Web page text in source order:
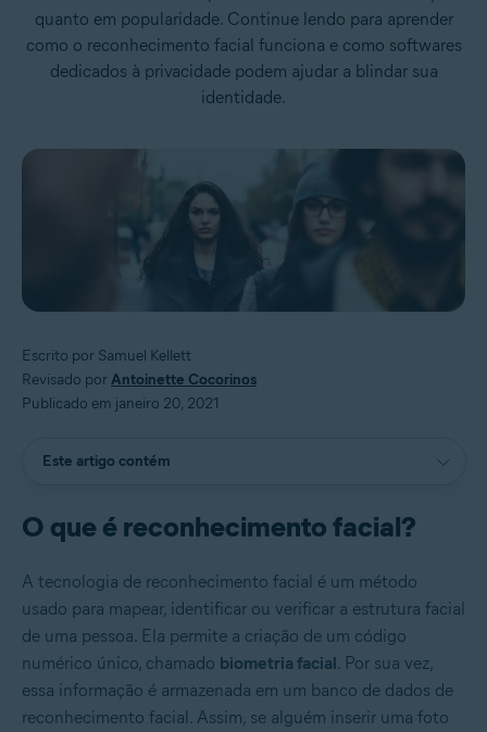
quanto em popularidade. Continue lendo para aprender
como o reconhecimento facial funciona e como softwares
dedicados à privacidade podem ajudar a blindar sua
identidade.
Escrito por Samuel Kellett
Revisado porAntoinette Cocorinos
Publicado em janeiro 20, 2021
Este artigo contém
O que é reconhecimento facial?
A tecnologia de reconhecimento facial é um método
usado para mapear, identificar ou verificar a estrutura facial
de uma pessoa. Ela permite a criação de um código
numérico único, chamado biometria facial. Por sua vez,
essa informação é armazenada em um banco de dados de
reconhecimento facial. Assim, se alguém inserir uma foto